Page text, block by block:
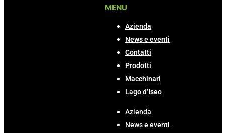
MENU
Azienda
News e eventi
Contatti
Prodotti
Macchinari
Lago d’Iseo
Azienda
News e eventi